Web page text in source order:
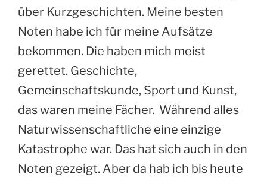
über Kurzgeschichten. Meine besten
Noten habe ich für meine Aufsätze
bekommen. Die haben mich meist
gerettet. Geschichte,
Gemeinschaftskunde, Sport und Kunst,
das waren meine Fächer. Während alles
Naturwissenschaftliche eine einzige
Katastrophe war. Das hat sich auch in den
Noten gezeigt. Aber da hab ich bis heute